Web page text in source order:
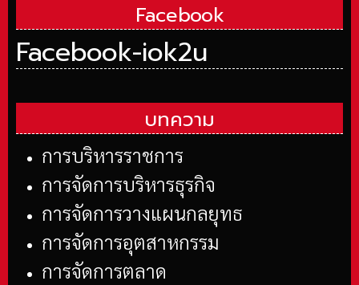
Facebook
Facebook-iok2u
บทความ
การบริหารราชการ
การจัดการบริหารธุรกิจ
การจัดการวางแผนกลยุทธ
การจัดการอุตสาหกรรม
การจัดการตลาด